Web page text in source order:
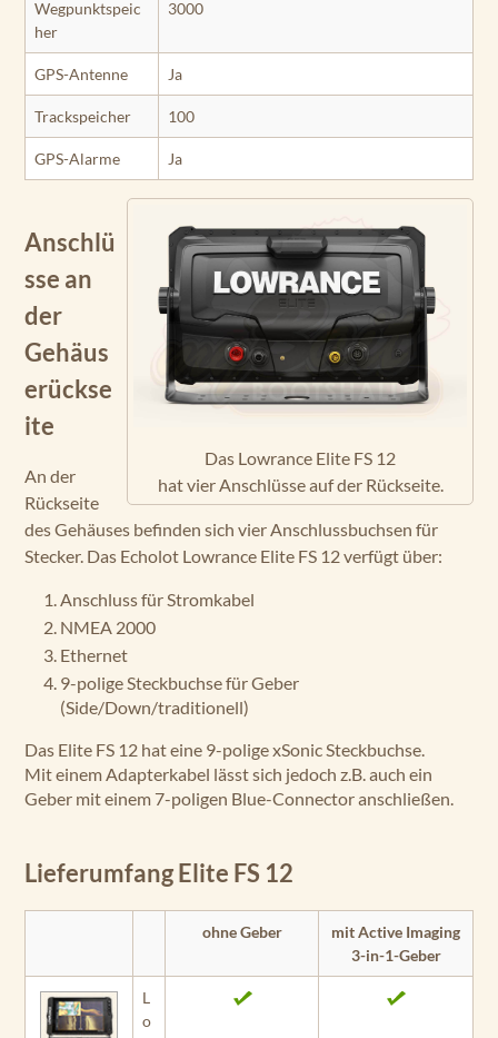
Wegpunktspeic
her
3000
GPS-Antenne Ja
Trackspeicher 100
GPS-Alarme Ja
Das Lowrance Elite FS 12
hat vier Anschlüsse auf der Rückseite.
Anschlü
sse an
der
Gehäus
erückse
ite
An der
Rückseite
des Gehäuses befinden sich vier Anschlussbuchsen für
Stecker. Das Echolot Lowrance Elite FS 12 verfügt über:
Anschluss für Stromkabel
NMEA 2000
Ethernet
9-polige Steckbuchse für Geber
(Side/Down/traditionell)
Das Elite FS 12 hat eine 9-polige xSonic Steckbuchse.
Mit einem Adapterkabel lässt sich jedoch z.B. auch ein
Geber mit einem 7-poligen Blue-Connector anschließen.
Lieferumfang Elite FS 12
ohne Geber
mit Active Imaging
3-in-1-Geber
L
o